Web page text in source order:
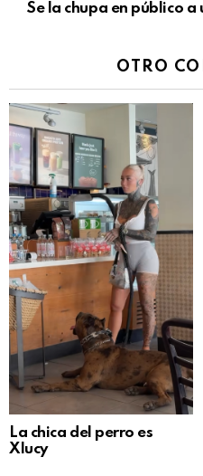
Se la chupa en público a
OTRO
La chica del perro es
Xlucy